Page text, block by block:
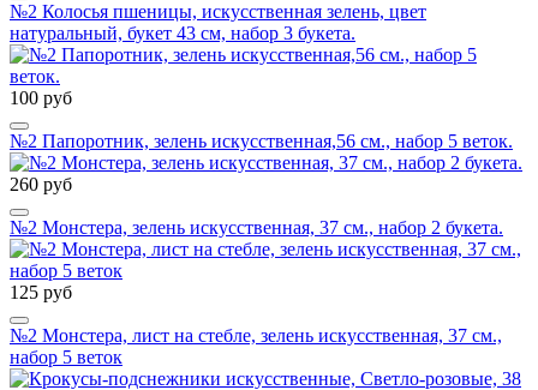
№2 Колосья пшеницы, искусственная зелень, цвет
натуральный, букет 43 см, набор 3 букета.
100 руб
№2 Папоротник, зелень искусственная,56 см., набор 5 веток.
260 руб
№2 Монстера, зелень искусственная, 37 см., набор 2 букета.
125 руб
№2 Монстера, лист на стебле, зелень искусственная, 37 см.,
набор 5 веток